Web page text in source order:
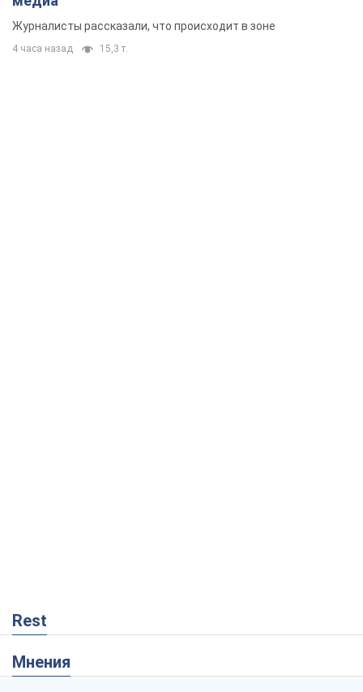
Журналисты рассказали, что происходит в зоне
4 часа назад 15,3 т.
Rest
Мнения